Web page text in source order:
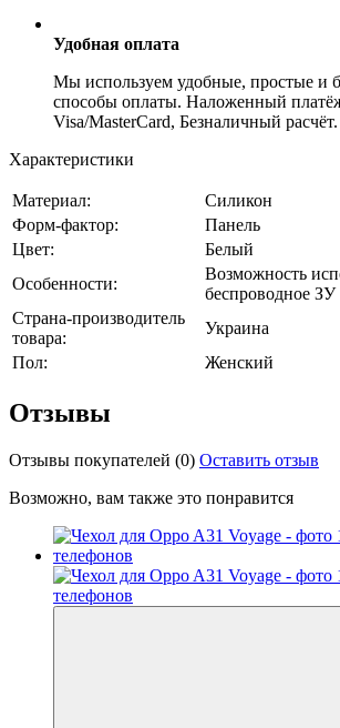
Удобная оплата
Мы используем удобные, простые и
способы оплаты. Наложенный
Visa/MasterCard, Безналичный расчёт.
Характеристики
Материал:
Силикон
Форм-фактор:
Панель
Цвет:
Белый
Особенности:
Возможность
беспроводное ЗУ
Страна-производитель
товара:
Украина
Пол:
Женский
Отзывы
Отзывы покупателей (0) Оставить отзыв
Возможно, вам также это понравится